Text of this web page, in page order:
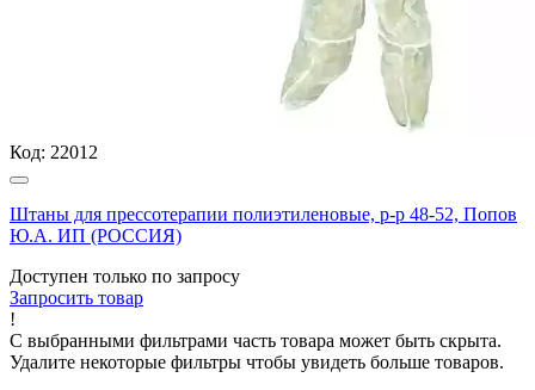
Код: 22012
Штаны для прессотерапии полиэтиленовые, р-р 48-52, Попов
Ю.А. ИП (РОССИЯ)
Доступен только по запросу
Запросить товар
!
С выбранными фильтрами часть товара может быть скрыта.
Удалите некоторые фильтры чтобы увидеть больше товаров.